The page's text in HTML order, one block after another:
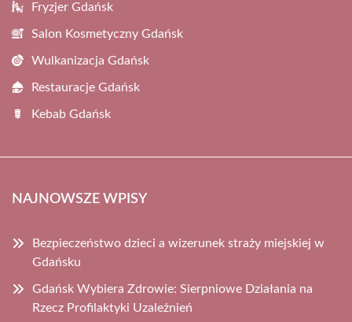
Fryzjer Gdańsk
Salon Kosmetyczny Gdańsk
Wulkanizacja Gdańsk
Restauracje Gdańsk
Kebab Gdańsk
NAJNOWSZE WPISY
Bezpieczeństwo dzieci a wizerunek straży miejskiej w
Gdańsku
Gdańsk Wybiera Zdrowie: Sierpniowe Działania na
Rzecz Profilaktyki Uzależnień